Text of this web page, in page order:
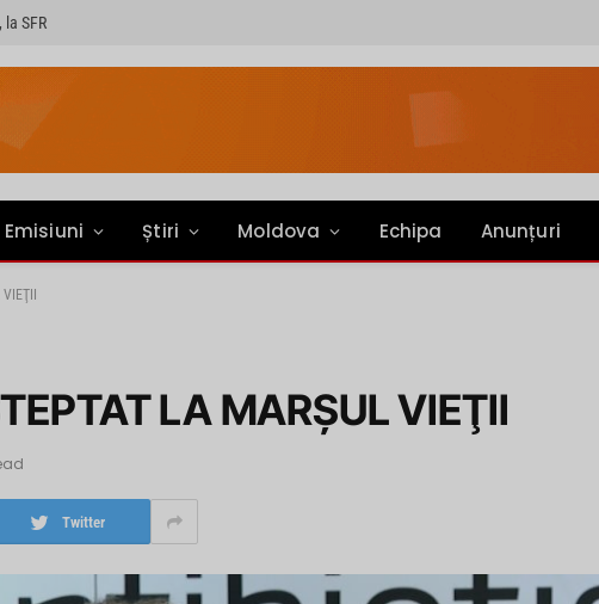
la SFR
Emisiuni Știri Moldova Echipa Anunțuri
LA MARŞUL VIEŢII
Twitter